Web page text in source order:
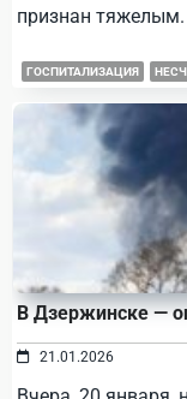
признан тяжелым.
ГОСПИТАЛИЗАЦИЯ
В Дзержинске —
21.01.2026